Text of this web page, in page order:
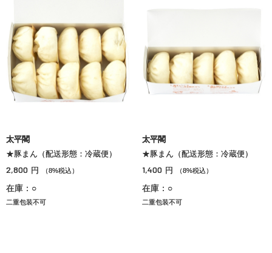
太平閣
★豚まん（配送形態：冷蔵便）
2,800 円 （8%税込）
在庫：○
二重包装不可
太平閣
★豚まん（配送形態：冷蔵便）
1,400 円 （8%税込）
在庫：○
二重包装不可